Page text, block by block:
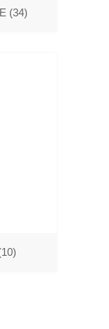
(34)